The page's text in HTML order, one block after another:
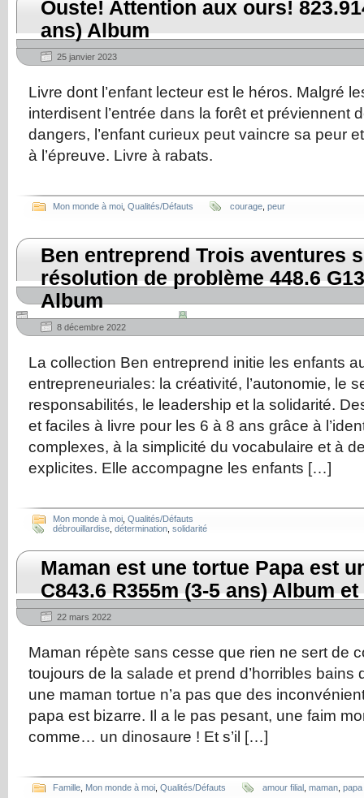
Ouste! Attention aux ours!
ans) Album
25 janvier 2023
Livre dont l’enfant lecteur est le héros. Malgré
interdisent l’entrée dans la forêt et préviennent
dangers, l’enfant curieux peut vaincre sa peur
à l’épreuve. Livre à rabats.
Mon monde à moi Qualités/Défauts courage peur
Ben entreprend Trois aventures
résolution de problème 448.6
Album
8 décembre 2022
La collection Ben entreprend initie les enfants
entrepreneuriales: la créativité, l’autonomie, le
responsabilités, le leadership et la solidarité.
et faciles à livre pour les 6 à 8 ans grâce à
complexes, à la simplicité du vocabulaire et à
explicites. Elle accompagne les enfants […]
Mon monde à moi Qualités/Défauts
débrouillardise détermination solidarité
Maman est une tortue Papa est
C843.6 R355m (3-5 ans) Album et
22 mars 2022
Maman répète sans cesse que rien ne sert de
toujours de la salade et prend d’horribles bains
une maman tortue n’a pas que des
papa est bizarre. Il a le pas pesant, une faim
comme… un dinosaure ! Et s’il […]
Famille Mon monde à moi Qualités/Défauts amour filial maman papa